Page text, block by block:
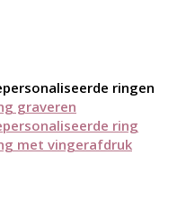
ringen
graveren
ring
met vingerafdruk